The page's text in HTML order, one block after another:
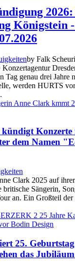
Königstein
by Falk
Tag genau drei Jahre
werden HURTS
Konzerte
dem Namen
Clark 2025 auf
britische Sängerin,
an. Ein Großteil
25.
das